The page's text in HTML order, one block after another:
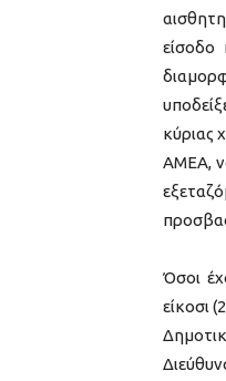
είσοδο
κύριας
ΑΜΕΑ,
Όσοι
είκοσι